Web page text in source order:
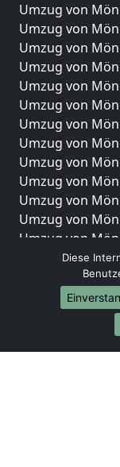
Umzug von
Umzug von
Umzug von
Umzug von
Umzug von
Umzug von
Umzug von
Umzug von
Umzug von
Umzug von
Umzug von
Umzug von
Umzug von
Umzug von
Umzug von
Umzug von
Umzug von
Diese